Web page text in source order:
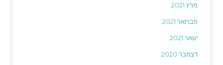
מרץ 2021
פברואר 2021
ינואר 2021
דצמבר 2020